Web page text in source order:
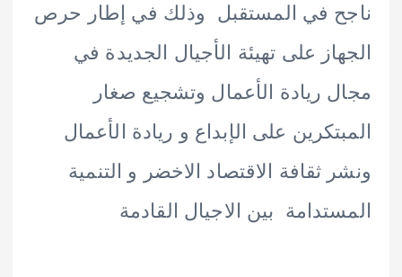
في المستقبل وذلك في إطار حرص
على تهيئة الأجيال الجديدة في
ريادة الأعمال وتشجيع صغار
على الإبداع و ريادة الأعمال
ثقافة الاقتصاد الاخضر و التنمية
بين الاجيال القادمة